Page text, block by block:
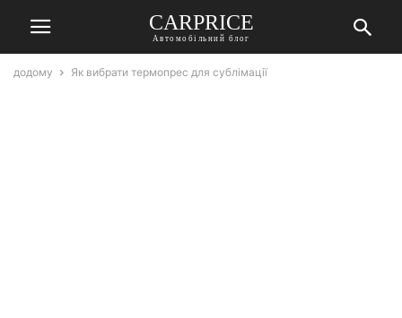
СARPRICE
Автомобільний блог
додому Як вибрати термопрес для сублімації